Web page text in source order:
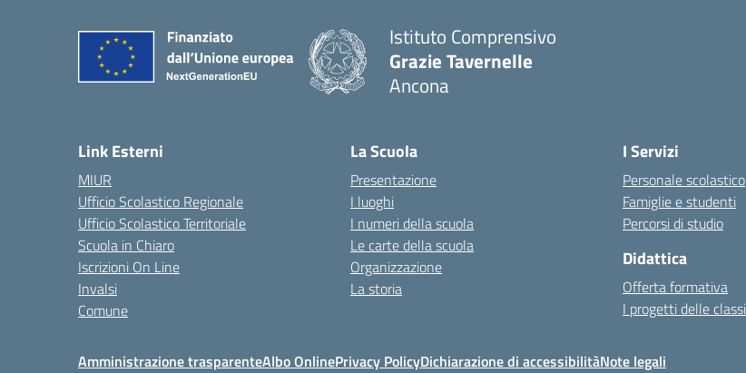
Istituto Comprensivo
Grazie Tavernelle
Ancona
Link Esterni
MIUR
Ufficio Scolastico Regionale
Ufficio Scolastico Territoriale
Scuola in Chiaro
Iscrizioni On Line
Invalsi
Comune
La Scuola
Presentazione
I luoghi
I numeri della scuola
Le carte della scuola
Organizzazione
La storia
I Servizi
Personale scolastico
Famiglie e studenti
Percorsi di studio
Didattica
Offerta formativa
I progetti delle classi
Amministrazione trasparenteAlbo OnlinePrivacy PolicyDichiarazione di accessibilitàNote legali